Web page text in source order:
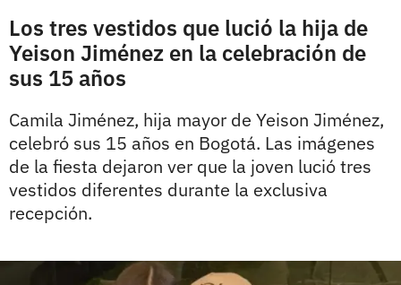
Los tres vestidos que lució la hija de
Yeison Jiménez en la celebración de
sus 15 años
Camila Jiménez, hija mayor de Yeison Jiménez,
celebró sus 15 años en Bogotá. Las imágenes
de la fiesta dejaron ver que la joven lució tres
vestidos diferentes durante la exclusiva
recepción.